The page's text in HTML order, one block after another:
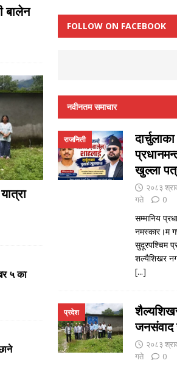
बालेन
५ का
FOLLOW ON FACEBOOK
नवीनतम समाचार
राजनिती
खुल्ला
२०८३
गते
0
सम्मानिय
नमस्कार।म
सुदूरपश्चिम
शल्यैशिखर
[...]
प्रदेश
जनसंवाद
२०८३
गते
0